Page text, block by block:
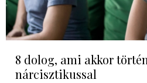
8 dolog, ami akkor
nárcisztikussal